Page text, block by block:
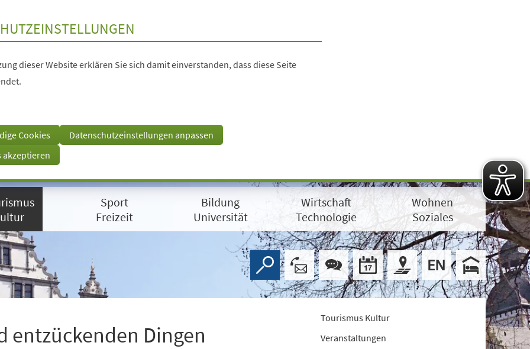
dieser Website erklären Sie sich damit einverstanden, dass diese Seite
Cookies
Datenschutzeinstellungen anpassen
akzeptieren
Sport
Freizeit
Bildung
Universität
Wirtschaft
Technologie
Wohnen
Soziales
entzückenden Dingen
Tourismus Kultur
Veranstaltungen